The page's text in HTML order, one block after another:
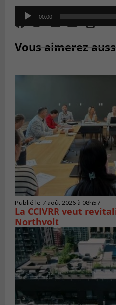
Audio
Player
00:00
Vous aimerez
Publié le 7 août 2026 à 08h57
La CCIVRR veut
Northvolt